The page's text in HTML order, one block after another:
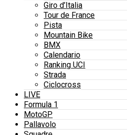
Giro d’Italia
Tour de France
Pista
Mountain Bike
BMX
Calendario
Ranking UCI
Strada
Ciclocross
LIVE
Formula 1
MotoGP
Pallavolo